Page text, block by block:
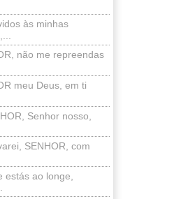
às minhas
não me repreendas
meu Deus, em ti
Senhor nosso,
SENHOR, com
estás ao longe,